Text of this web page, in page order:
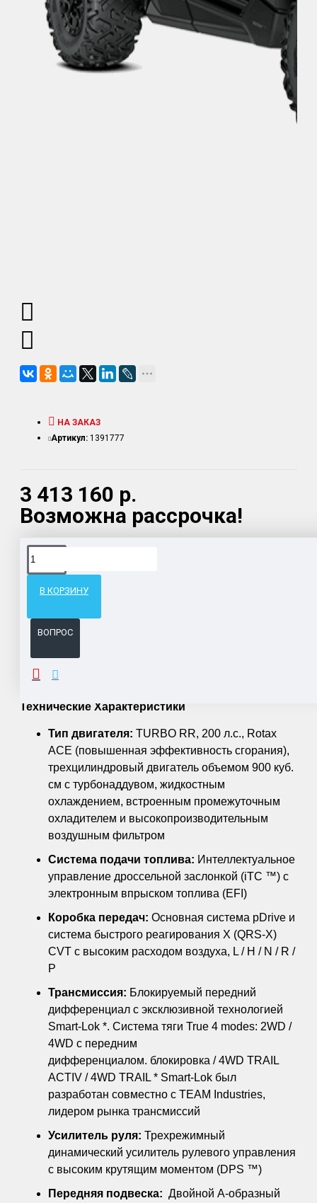
3 413 160 р.
Возможна рассрочка!
НА ЗАКАЗ
Артикул: 1391777
В КОРЗИНУ
ВОПРОС
Доставка товара по всему Таможенному союзу.
ОПИСАНИЕ
Технические Характеристики
Тип двигателя: TURBO RR, 200 л.с., Rotax
ACE (повышенная эффективность сгорания),
трехцилиндровый двигатель объемом 900 куб.
см с турбонаддувом, жидкостным
охлаждением, встроенным промежуточным
охладителем и высокопроизводительным
воздушным фильтром
Система подачи топлива: Интеллектуальное
управление дроссельной заслонкой (iTC ™) с
электронным впрыском топлива (EFI)
Коробка передач: Основная система pDrive и
система быстрого реагирования X (QRS-X)
CVT с высоким расходом воздуха, L / H / N / R /
P
Трансмиссия: Блокируемый передний
дифференциал с эксклюзивной технологией
Smart-Lok *. Система тяги True 4 modes: 2WD /
4WD с передним
дифференциалом. блокировка / 4WD TRAIL
ACTIV / 4WD TRAIL * Smart-Lok был
разработан совместно с TEAM Industries,
лидером рынка трансмиссий
Усилитель руля: Трехрежимный
динамический усилитель рулевого управления
с высоким крутящим моментом (DPS ™)
Передняя подвеска: Двойной A-образный